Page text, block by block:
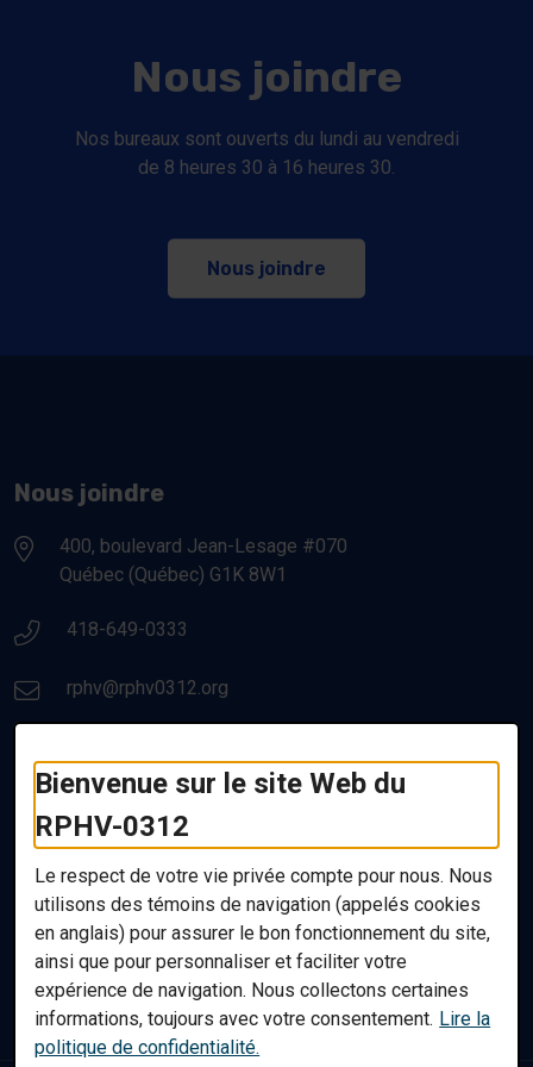
Bienvenue sur le site Web du
RPHV-0312
Le respect de votre vie privée compte pour nous. Nous
utilisons des témoins de navigation (appeléscookies
en anglais) pour assurer le bon fonctionnement du site,
ainsi que pour personnaliser et faciliter votre
expérience de navigation. Nous collectons certaines
informations, toujours avec votre consentement. Lire la
politique de confidentialité.
Nous joindre
Nos bureaux sont ouverts du lundi au vendredi
de 8 heures 30 à 16 heures 30.
Nous joindre
Nous joindre
400, boulevard Jean-Lesage #070
Québec (Québec) G1K 8W1
Numéro de téléphone:
418-649-0333
Courriel:
rphv@rphv0312.org
Liens utiles
Nous joindre
Ressources utiles
Politique de confidentialité
Accessibilité
Plan du site